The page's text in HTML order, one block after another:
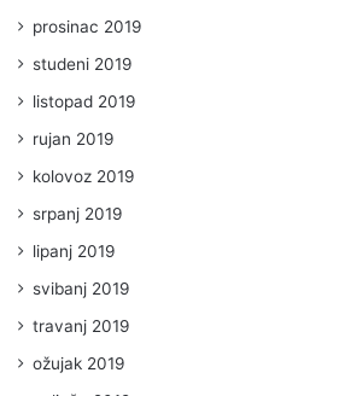
prosinac 2019
studeni 2019
listopad 2019
rujan 2019
kolovoz 2019
srpanj 2019
lipanj 2019
svibanj 2019
travanj 2019
ožujak 2019